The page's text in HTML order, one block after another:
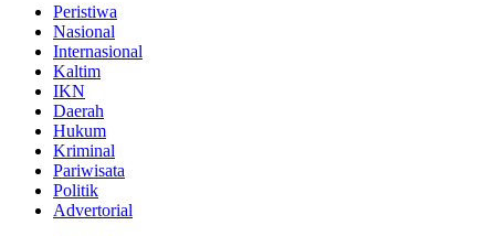
Peristiwa
Nasional
Internasional
Kaltim
IKN
Daerah
Hukum
Kriminal
Pariwisata
Politik
Advertorial